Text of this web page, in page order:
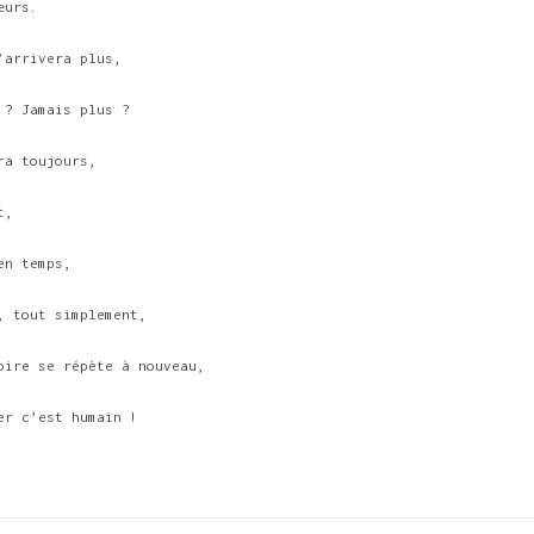
plus,
? Jamais plus ?
toujours,
temps,
tout simplement,
se répète à nouveau,
c’est humain !